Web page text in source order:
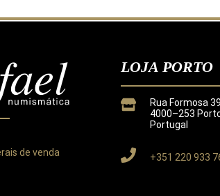
para melhorar a sua experiência.
de venda
LOJA PORTO
Rua Formosa
4000–253
Portugal
+351 220 933